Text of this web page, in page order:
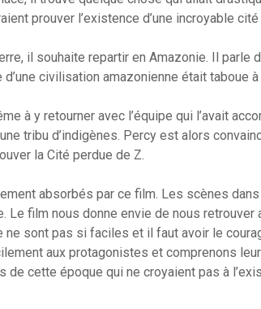
prouver l’existence d’une incroyable cité
il souhaite repartir en Amazonie. Il
d’une civilisation amazonienne était taboue à
à y retourner avec l’équipe qui l’avait
tribu d’indigènes. Percy est alors
la Cité perdue de Z.
absorbés par ce film. Les scènes
Le film nous donne envie de nous
sont pas si faciles et il faut avoir le
aux protagonistes et comprenons
de cette époque qui ne croyaient pas à